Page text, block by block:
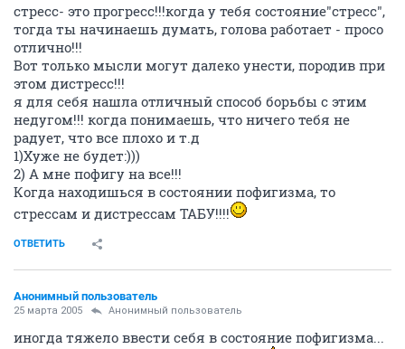
стресс- это прогресс!!!когда у тебя состояние"стресс",
тогда ты начинаешь думать, голова работает - просо
отлично!!!
Вот только мысли могут далеко унести, породив при
этом дистресс!!!
я для себя нашла отличный способ борьбы с этим
недугом!!! когда понимаешь, что ничего тебя не
радует, что все плохо и т.д
1)Хуже не будет:)))
2) А мне пофигу на все!!!
Когда находишься в состоянии пофигизма, то
стрессам и дистрессам ТАБУ!!!!
ОТВЕТИТЬ
Анонимный пользователь
25 марта 2005 Анонимный пользователь
иногда тяжело ввести себя в состояние пофигизма...